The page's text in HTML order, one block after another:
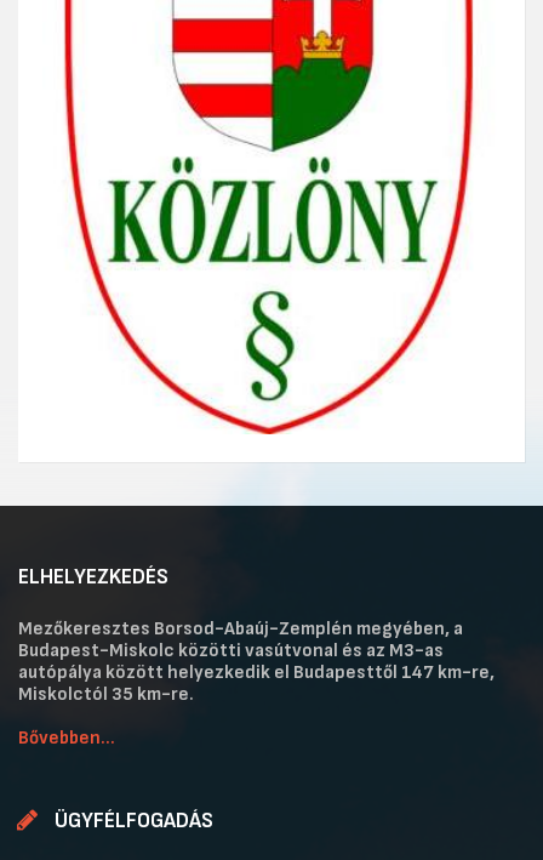
ELHELYEZKEDÉS
Mezőkeresztes Borsod-Abaúj-Zemplén megyében, a
Budapest-Miskolc közötti vasútvonal és az M3-as
autópálya között helyezkedik el Budapesttől 147 km-re,
Miskolctól 35 km-re.
Bővebben...
ÜGYFÉLFOGADÁS